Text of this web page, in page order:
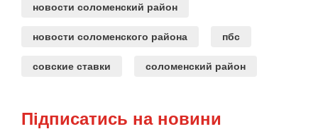
новости соломенский район
новости соломенского района пбс
совские ставки соломенский район
Підписатись на новини